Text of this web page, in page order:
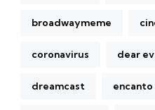
broadwaymeme
coronavirus dear
dreamcast encanto